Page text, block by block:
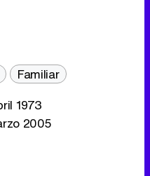
Familiar
1973
2005